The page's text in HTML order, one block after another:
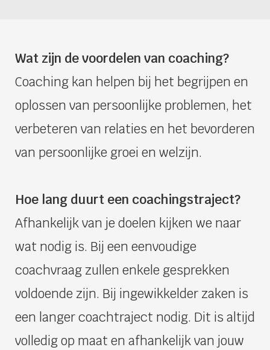
Wat zijn de voordelen van coaching?
Coaching kan helpen bij het begrijpen en
oplossen van persoonlijke problemen, het
verbeteren van relaties en het bevorderen
van persoonlijke groei en welzijn.
Hoe lang duurt een coachingstraject?
Afhankelijk van je doelen kijken we naar
wat nodig is. Bij een eenvoudige
coachvraag zullen enkele gesprekken
voldoende zijn. Bij ingewikkelder zaken is
een langer coachtraject nodig. Dit is altijd
volledig op maat en afhankelijk van jouw